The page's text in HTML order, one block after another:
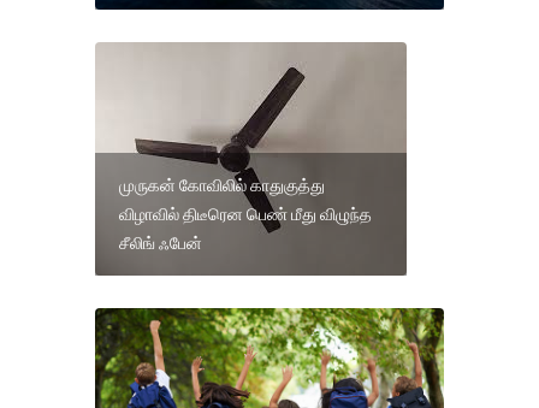
முருகன் கோவிலில் காதுகுத்து
விழாவில் திடீரென பெண் மீது விழுந்த
சீலிங் ஃபேன்